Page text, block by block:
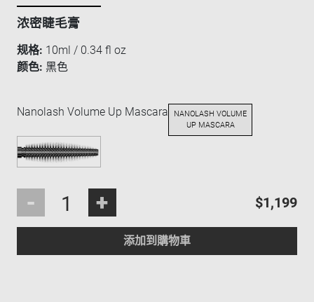
浓密睫毛膏
规格: 10ml / 0.34 fl oz
颜色: 黑色
Nanolash Volume Up Mascara
- + $1,199
添加到購物車